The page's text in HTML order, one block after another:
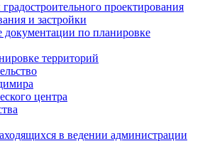
проектирования
и застройки
документации по планировке
территорий
центра
в ведении администрации